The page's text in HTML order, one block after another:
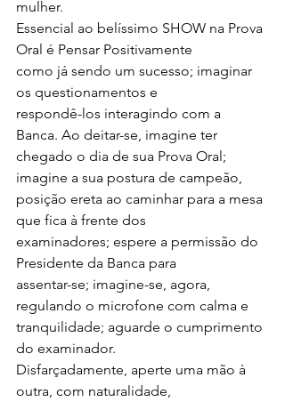
mulher.
Essencial ao belíssimo SHOW na Prova
Oral é Pensar Positivamente
como já sendo um sucesso; imaginar
os questionamentos e
respondê-los interagindo com a
Banca. Ao deitar-se, imagine ter
chegado o dia de sua Prova Oral;
imagine a sua postura de campeão,
posição ereta ao caminhar para a mesa
que fica à frente dos
examinadores; espere a permissão do
Presidente da Banca para
assentar-se; imagine-se, agora,
regulando o microfone com calma e
tranquilidade; aguarde o cumprimento
do examinador.
Disfarçadamente, aperte uma mão à
outra, com naturalidade,